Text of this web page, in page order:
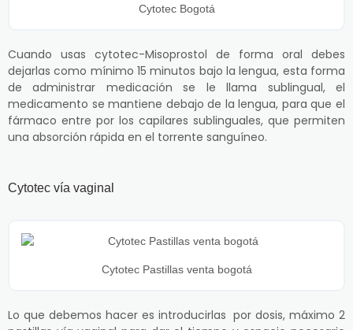
Cytotec Bogotá
Cuando usas cytotec-Misoprostol de forma oral debes
dejarlas como mínimo 15 minutos bajo la lengua, esta forma
de administrar medicación se le llama sublingual, el
medicamento se mantiene debajo de la lengua, para que el
fármaco entre por los capilares sublinguales, que permiten
una absorción rápida en el torrente sanguíneo.
Cytotec vía vaginal
Cytotec Pastillas venta bogotá
Lo que debemos hacer es introducirlas por dosis, máximo 2